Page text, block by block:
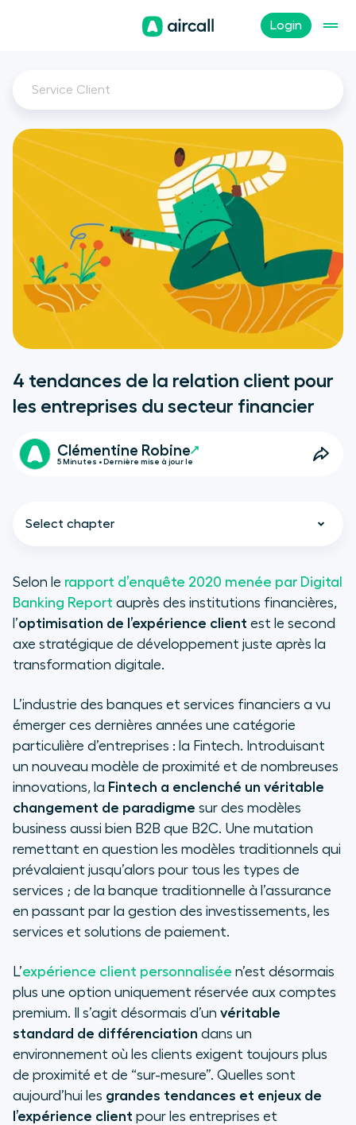
Login
Service Client
4 tendances de la relation client pour
les entreprises du secteur financier
Clémentine Robine
5 Minutes • Dernière mise à jour le
Select chapter
Secteur financier : comment
repenser la relation client à l’ère du
digital ?
Selon le rapport d’enquête 2020 menée par Digital
Banking Report auprès des institutions financières,
l’optimisation de l’expérience client est le second
axe stratégique de développement juste après la
transformation digitale.
L’industrie des banques et services financiers a vu
émerger ces dernières années une catégorie
particulière d’entreprises : la Fintech. Introduisant
un nouveau modèle de proximité et de nombreuses
innovations, la Fintech a enclenché un véritable
changement de paradigme sur des modèles
business aussi bien B2B que B2C. Une mutation
remettant en question les modèles traditionnels qui
prévalaient jusqu’alors pour tous les types de
services ; de la banque traditionnelle à l’assurance
en passant par la gestion des investissements, les
services et solutions de paiement.
L’expérience client personnalisée n’est désormais
plus une option uniquement réservée aux comptes
premium. Il s’agit désormais d’un véritable
standard de différenciation dans un
environnement où les clients exigent toujours plus
de proximité et de “sur-mesure”. Quelles sont
aujourd’hui les grandes tendances et enjeux de
l’expérience client pour les entreprises et